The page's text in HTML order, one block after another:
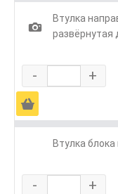
1
Втулка
- +
Ä
Втулка
- +